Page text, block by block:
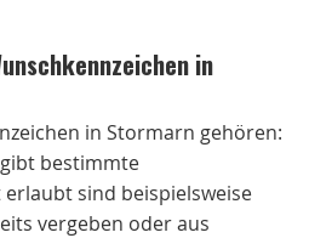
in
in Stormarn gehören:
gibt bestimmte
sind beispielsweise
vergeben oder aus